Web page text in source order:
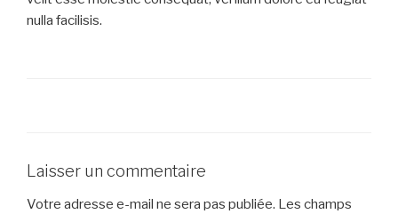
nulla facilisis.
Laisser un commentaire
Votre adresse e-mail ne sera pas publiée. Les champs